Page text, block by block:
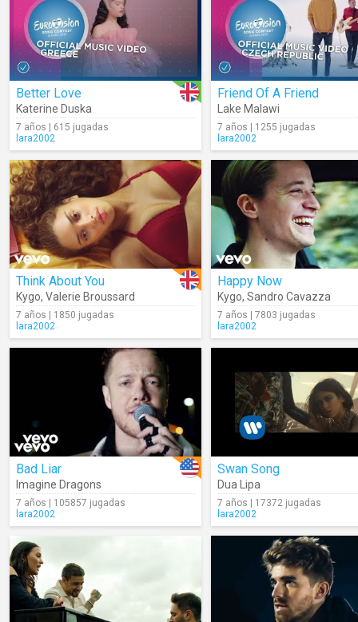
Better Love
Katerine Duska
7 años | 615 jugadas
lara2002
Friend Of A Friend
Lake Malawi
7 años | 1255 jugadas
lara2002
Think About You
Kygo, Valerie Broussard
7 años | 1850 jugadas
lara2002
Happy Now
Kygo, Sandro Cavazza
7 años | 7803 jugadas
lara2002
Bad Liar
Imagine Dragons
7 años | 105857 jugadas
lara2002
Swan Song
Dua Lipa
7 años | 17372 jugadas
lara2002